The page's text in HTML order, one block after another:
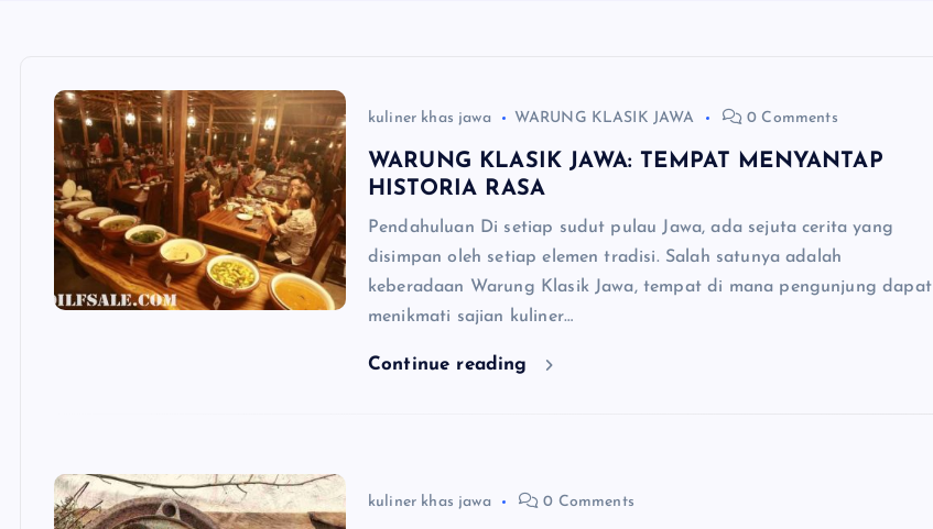
kuliner khas jawa WARUNG KLASIK JAWA 0 Comments
WARUNG KLASIK JAWA: TEMPAT MENYANTAP
HISTORIA RASA
Pendahuluan Di setiap sudut pulau Jawa, ada sejuta cerita yang
disimpan oleh setiap elemen tradisi. Salah satunya adalah
keberadaan Warung Klasik Jawa, tempat di mana pengunjung dapat
menikmati sajian kuliner…
Continue reading
kuliner khas jawa 0 Comments